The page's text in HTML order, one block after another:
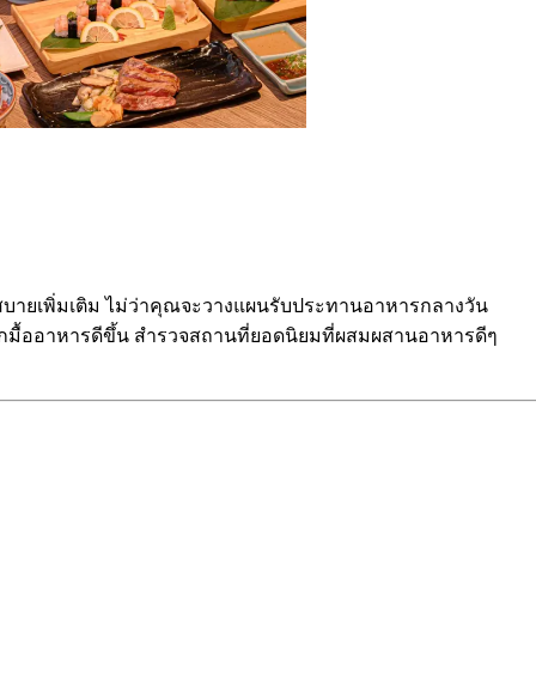
ยเพิ่มเติม ไม่ว่าคุณจะวางแผนรับประทานอาหารกลางวัน
ออาหารดีขึ้น สำรวจสถานที่ยอดนิยมที่ผสมผสานอาหารดีๆ